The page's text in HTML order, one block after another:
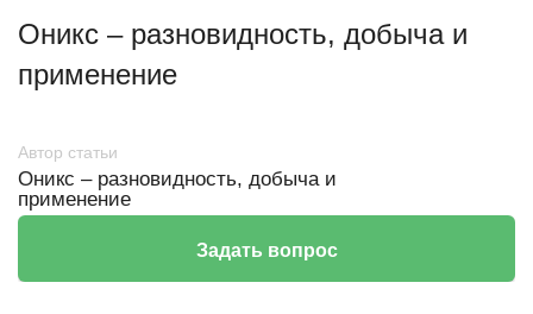
Оникс – разновидность, добыча и
применение
Автор статьи
Оникс – разновидность, добыча и
применение
Задать вопрос